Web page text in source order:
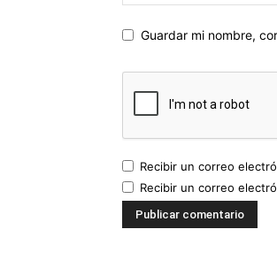
Guardar mi nombre,
Recibir un correo
Recibir un correo